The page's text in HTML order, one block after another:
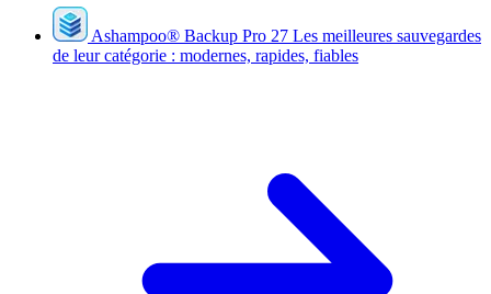
Ashampoo® Backup Pro 27 Les meilleures sauvegardes
de leur catégorie : modernes, rapides, fiables